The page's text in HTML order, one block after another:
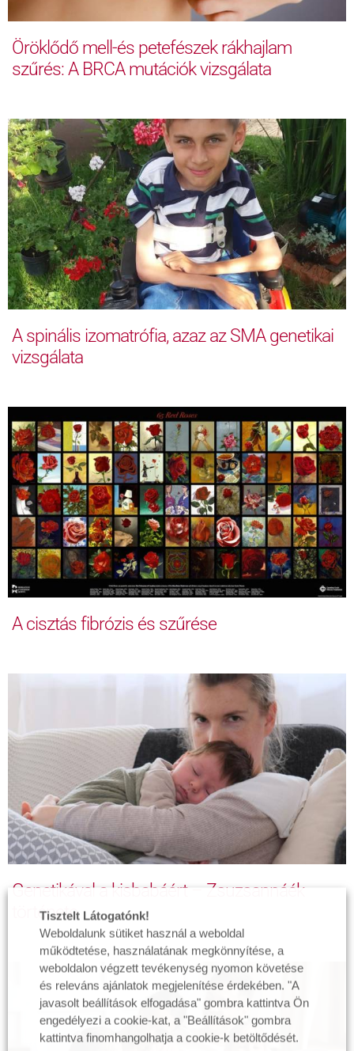
Öröklődő mell-és petefészek rákhajlam
szűrés: A BRCA mutációk vizsgálata
A spinális izomatrófia, azaz az SMA genetikai
vizsgálata
A cisztás fibrózis és szűrése
Genetikával a kisbabáért – Zsuzsannáék
története
Tisztelt Látogatónk!
Weboldalunk sütiket használ a weboldal
működtetése, használatának megkönnyítése, a
weboldalon végzett tevékenység nyomon követése
és releváns ajánlatok megjelenítése érdekében. "A
javasolt beállítások elfogadása" gombra kattintva Ön
engedélyezi a cookie-kat, a "Beállítások" gombra
kattintva finomhangolhatja a cookie-k betöltődését.